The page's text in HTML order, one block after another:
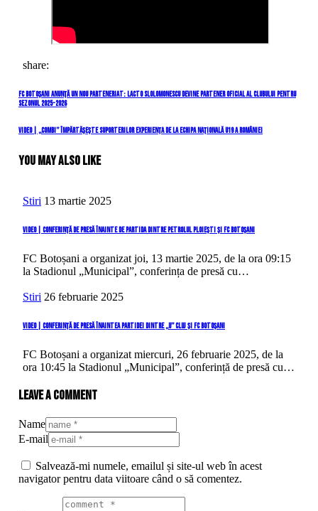
share:
Navigare
articole
Previous
Post
FC BOTOȘANI ANUNȚĂ UN NOU PARTENERIAT: LACTO SLOLOMONESCU DEVINE PARTENER OFICIAL AL CLUBULUI PENTRU
SEZONUL 2025-2026
Next
VIDEO | „Combi” împărtășește suporterilor experiența de la Echipa Națională U19 a României
You May Also Like
Stiri 13 martie 2025
VIDEO | Conferință de presă înainte de partida dintre Petrolul Ploiești și FC Botoșani
FC Botoșani a organizat joi, 13 martie 2025, de la ora 09:15
la Stadionul „Municipal”, conferința de presă cu…
Stiri 26 februarie 2025
VIDEO | Conferință de presă înaintea partidei dintre „U” Cluj și FC Botoșani
FC Botoșani a organizat miercuri, 26 februarie 2025, de la
ora 10:45 la Stadionul „Municipal”, conferință de presă cu…
Leave a comment
Name
E-mail
Salvează-mi numele, emailul și site-ul web în acest
navigator pentru data viitoare când o să comentez.